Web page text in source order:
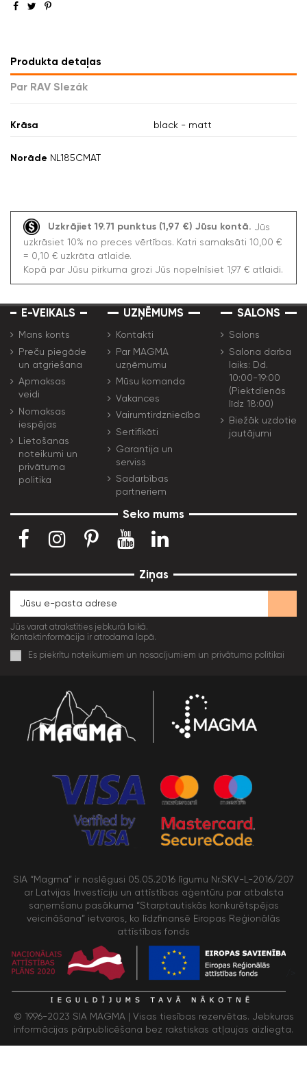
Produkta detaļas
Par RAV Slezák
Krāsa black - matt
Norāde NL185CMAT
Uzkrājiet 19.71 punktus (1,97 €) Jūsu kontā. Jūs
uzkrāsiet 10% no preces vērtības. Katri samaksāti 10,00 €
= 0,10 € uzkrāta atlaide.
Kopā par Jūsu pirkuma grozi Jūs nopelnīsiet 1,97 € atlaidi.
E-VEIKALS
Mans konts
Preču piegāde
un atgriešana
Apmaksas
veidi
Nomaksas
iespējas
Lietošanas
noteikumi un
privātuma
politika
UZŅĒMUMS
Kontakti
Par MAGMA
uzņēmumu
Mūsu komanda
Vakances
Vairumtirdzniecība
Sertifikāti
Garantija un
serviss
Sadarbības
partneriem
SALONS
Salons
Salona darba
laiks: Dd.
10:00-19:00
(Piektdienās
līdz 18:00)
Biežāk uzdotie
jautājumi
Seko mums
Ziņas
Jūs varat atrakstīties jebkurā laikā.
Kontaktinformācija ir atrodama lapā.
Es piekrītu noteikumiem un nosacījumiem un privātuma politikai
SIA “Magma” ir noslēgusi 05.05.2016 līgumu Nr.SKV-L-2016/207
ar Latvijas Investīciju un attīstības aģentūru par atbalsta
saņemšanu pasākuma “Starptautiskās konkurētspējas
veicināšana” ietvaros, ko līdzfinansē Eiropas Reģionālās
attīstības fonds
© 1996-2023 SIA MAGMA | Visas tiesības rezervētas. Jebkuras
informācijas pārpublicēšana bez rakstiskas atļaujas aizliegta.